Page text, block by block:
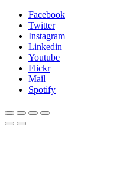
Facebook
Twitter
Instagram
Linkedin
Youtube
Flickr
Mail
Spotify